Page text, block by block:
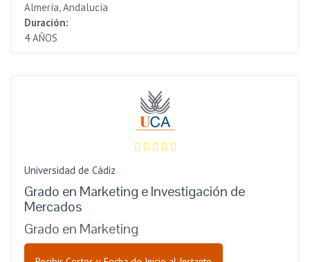
Almería, Andalucía
Duración:
4 AÑOS
Universidad de Cádiz
Grado en Marketing e Investigación de
Mercados
Grado en Marketing